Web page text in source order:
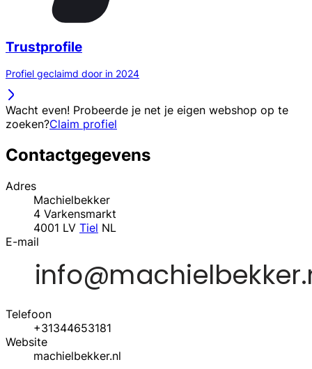
Trustprofile
Profiel geclaimd door in 2024
Wacht even! Probeerde je net je eigen webshop op te
zoeken?Claim profiel
Contactgegevens
Adres
Machielbekker
4 Varkensmarkt
4001 LV Tiel NL
E-mail
Telefoon
+31344653181
Website
machielbekker.nl